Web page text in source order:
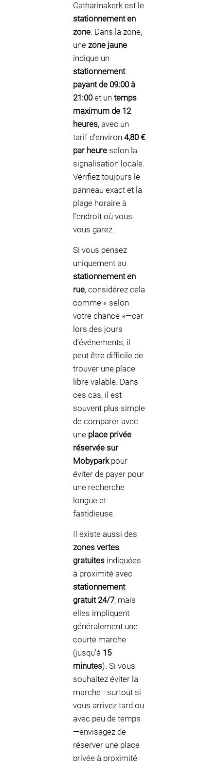
Catharinakerk est le
stationnement en
zone. Dans la zone,
une zone jaune
indique un
stationnement
payant de 09:00 à
21:00et un temps
maximum de 12
heures, avec un
tarif d’environ 4,80 €
par heure selon la
signalisation locale.
Vérifiez toujours le
panneau exact et la
plage horaire à
l’endroit où vous
vous garez.
Si vous pensez
uniquement au
stationnement en
rue, considérez cela
comme « selon
votre chance »—car
lors des jours
d’événements, il
peut être difficile de
trouver une place
libre valable. Dans
ces cas, il est
souvent plus simple
de comparer avec
une place privée
réservée sur
Mobyparkpour
éviter de payer pour
une recherche
longue et
fastidieuse.
Il existe aussi des
zones vertes
gratuites indiquées
à proximité avec
stationnement
gratuit 24/7, mais
elles impliquent
généralement une
courte marche
(jusqu’à 15
minutes). Si vous
souhaitez éviter la
marche—surtout si
vous arrivez tard ou
avec peu de temps
—envisagez de
réserver une place
privée à proximité